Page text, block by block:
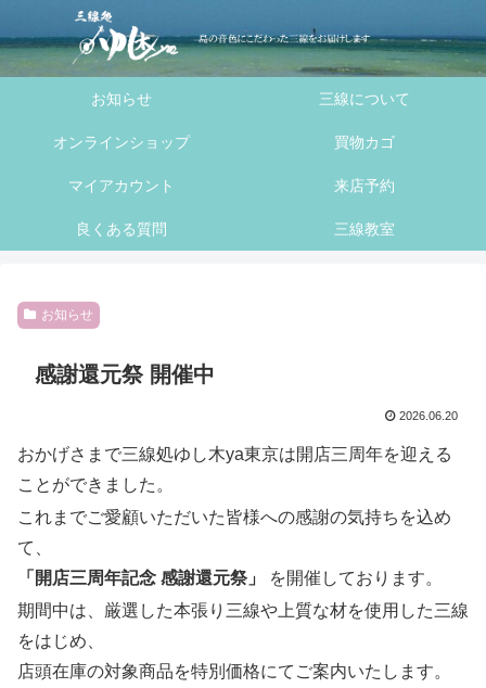
ス
キ
お知らせ 三線について
オンラインショップ 買物カゴ
マイアカウント 来店予約
良くある質問 三線教室
お知らせ
感謝還元祭 開催中
2026.06.20
おかげさまで三線処ゆし木ya東京は開店三周年を迎える
ことができました。
これまでご愛顧いただいた皆様への感謝の気持ちを込め
て、
「開店三周年記念 感謝還元祭」
を開催しております。
期間中は、厳選した本張り三線や上質な材を使用した三線
をはじめ、
店頭在庫の対象商品を特別価格にてご案内いたします。